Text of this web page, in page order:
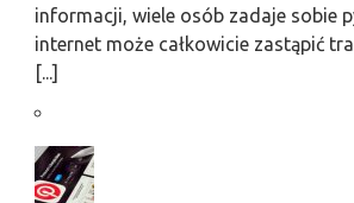
informacji, wiele osób zadaje sobie
internet może całkowicie zastąpić
[...]